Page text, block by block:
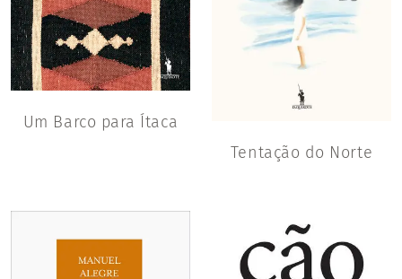
Um Barco para Ítaca
Tentação do Norte